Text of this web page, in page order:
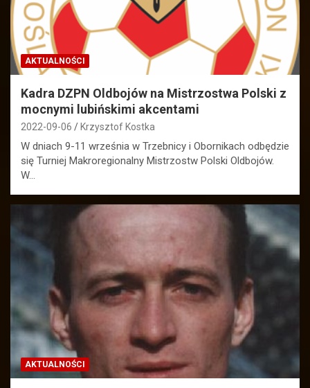
AKTUALNOŚCI
Kadra DZPN Oldbojów na Mistrzostwa Polski z
mocnymi lubińskimi akcentami
2022-09-06 Krzysztof Kostka
W dniach 9-11 września w Trzebnicy i Obornikach odbędzie
się Turniej Makroregionalny Mistrzostw Polski Oldbojów.
W…
AKTUALNOŚCI